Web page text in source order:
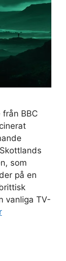
BBC
som
på en
vanliga TV-